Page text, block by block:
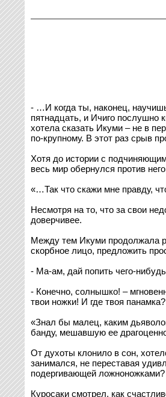
- …И когда ты, наконец,
пятнадцать, и Ичиго послушно
хотела сказать Икуми – не в
по-крупному. В этот раз срыв
Хотя до истории с
весь мир обернулся против
«…Так что скажи мне правду,
Несмотря на то, что за свои
доверчивее.
Между тем Икуми продолжала
скорбное лицо, предложить
- Ма-ам, дай попить чего-
- Конечно, солнышко! –
твои ножки! И где твоя панамка?
«Знал бы малец, каким
банду, мешавшую ее
От духоты клонило в сон,
занимался, не переставая
подергивающей ложноножками?
Куросаки смотрел, как